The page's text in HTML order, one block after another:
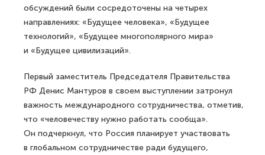
обсуждений были сосредоточены на четырех
направлениях: «Будущее человека», «Будущее
технологий», «Будущее многополярного мира»
и «Будущее цивилизаций».
Первый заместитель Председателя Правительства
РФ Денис Мантуров в своем выступлении затронул
важность международного сотрудничества, отметив,
что «человечеству нужно работать сообща».
Он подчеркнул, что Россия планирует участвовать
в глобальном сотрудничестве ради будущего,